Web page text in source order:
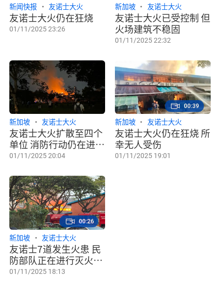
友诺士大火仍在狂烧
新闻快报 友诺士大火
01/11/2025 23:26
友诺士大火已受控制 但
火场建筑不稳固
新加坡 友诺士大火
01/11/2025 22:32
友诺士大火扩散至四个
单位 消防行动仍在进行
中
新加坡 友诺士大火
01/11/2025 20:04
友诺士大火仍在狂烧 所
幸无人受伤
新加坡 友诺士大火
01/11/2025 19:01
00:39
友诺士7道发生火患 民
防部队正在进行灭火工
作
新加坡 友诺士大火
01/11/2025 18:13
00:26